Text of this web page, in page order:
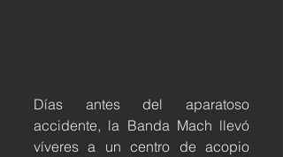
Días antes del aparatoso
accidente, la Banda Mach llevó
víveres a un centro de acopio